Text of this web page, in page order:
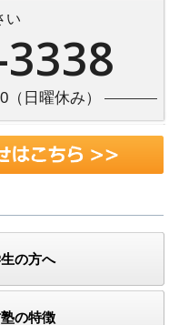
い
日曜休み）
の方へ
の特徴